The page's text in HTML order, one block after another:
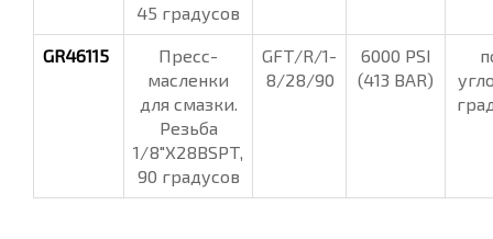
45 градусов
GR46115
Пресс-
масленки
для смазки.
Резьба
1/8"Х28BSPT,
90 градусов
GFT/R/1-
8/28/90
6000 PSI
(413 BAR)